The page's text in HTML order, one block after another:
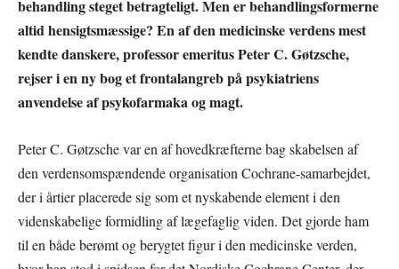
behandling steget betragteligt. Men er behandlingsformerne
altid hensigtsmæssige? En af den medicinske verdens mest
kendte danskere, professor emeritus Peter C. Gøtzsche,
rejser i en ny bog et frontalangreb på psykiatriens
anvendelse af psykofarmaka og magt.
Peter C. Gøtzsche var en af hovedkræfterne bag skabelsen af
den verdensomspændende organisation Cochrane-samarbejdet,
der i årtier placerede sig som et nyskabende element i den
videnskabelige formidling af lægefaglig viden. Det gjorde ham
til en både berømt og berygtet figur i den medicinske verden,